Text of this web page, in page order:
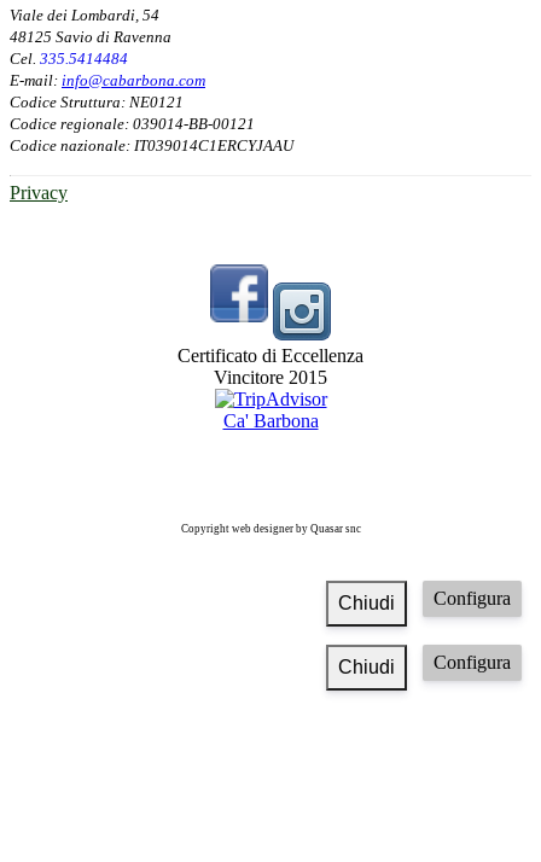
Viale dei Lombardi, 54
48125 Savio di Ravenna
Cel. 335.5414484
E-mail: info@cabarbona.com
Codice Struttura: NE0121
Codice regionale: 039014-BB-00121
Codice nazionale: IT039014C1ERCYJAAU
Privacy
Certificato di Eccellenza
Vincitore 2015
Ca' Barbona
Copyright web designer by Quasar snc
Chiudi Configura
Chiudi Configura